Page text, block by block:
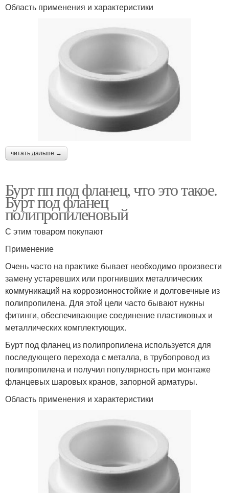
Область применения и характеристики
читать дальше →
Бурт пп под фланец, что это такое.
Бурт под фланец
полипропиленовый
С этим товаром покупают
Применение
Очень часто на практике бывает необходимо произвести
замену устаревших или прогнивших металлических
коммуникаций на коррозионностойкие и долговечные из
полипропилена. Для этой цели часто бывают нужны
фитинги, обеспечивающие соединение пластиковых и
металлических комплектующих.
Бурт под фланец из полипропилена используется для
последующего перехода с металла, в трубопровод из
полипропилена и получил популярность при монтаже
фланцевых шаровых кранов, запорной арматуры.
Область применения и характеристики